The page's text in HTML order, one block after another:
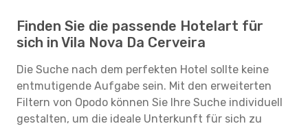
Finden Sie die passende Hotelart für
sich in Vila Nova Da Cerveira
Die Suche nach dem perfekten Hotel sollte keine
entmutigende Aufgabe sein. Mit den erweiterten
Filtern von Opodo können Sie Ihre Suche individuell
gestalten, um die ideale Unterkunft für sich zu